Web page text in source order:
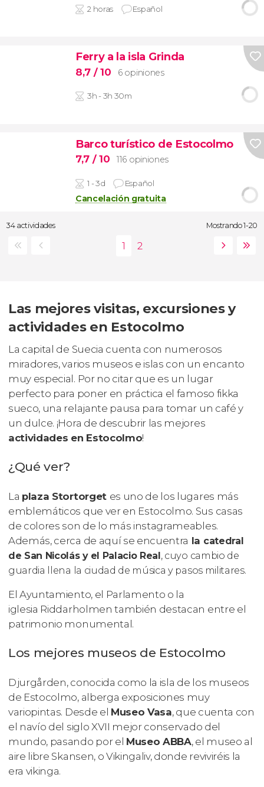
2 horas Español
Ferry a la isla Grinda
8,7 / 10 6 opiniones
3h - 3h 30m
Barco turístico de Estocolmo
7,7 / 10 116 opiniones
1 - 3d Español
Cancelación gratuita
34 actividades Mostrando 1-20
Las mejores visitas, excursiones y
actividades en Estocolmo
La capital de Suecia cuenta con numerosos
miradores, varios museos e islas con un encanto
muy especial. Por no citar que es un lugar
perfecto para poner en práctica el famoso fikka
sueco, una relajante pausa para tomar un café y
un dulce. ¡Hora de descubrir las mejores
actividades en Estocolmo!
¿Qué ver?
La plaza Stortorget es uno de los lugares más
emblemáticos que ver en Estocolmo. Sus casas
de colores son de lo más instagrameables.
Además, cerca de aquí se encuentra la catedral
de San Nicolás y el Palacio Real, cuyo cambio de
guardia llena la ciudad de música y pasos militares.
El Ayuntamiento, el Parlamento o la
iglesia Riddarholmen también destacan entre el
patrimonio monumental.
Los mejores museos de Estocolmo
Djurgården, conocida como la isla de los museos
de Estocolmo, alberga exposiciones muy
variopintas. Desde el Museo Vasa, que cuenta con
el navío del siglo XVII mejor conservado del
mundo, pasando por el Museo ABBA, el museo al
aire libre Skansen, o Vikingaliv, donde reviviréis la
era vikinga.